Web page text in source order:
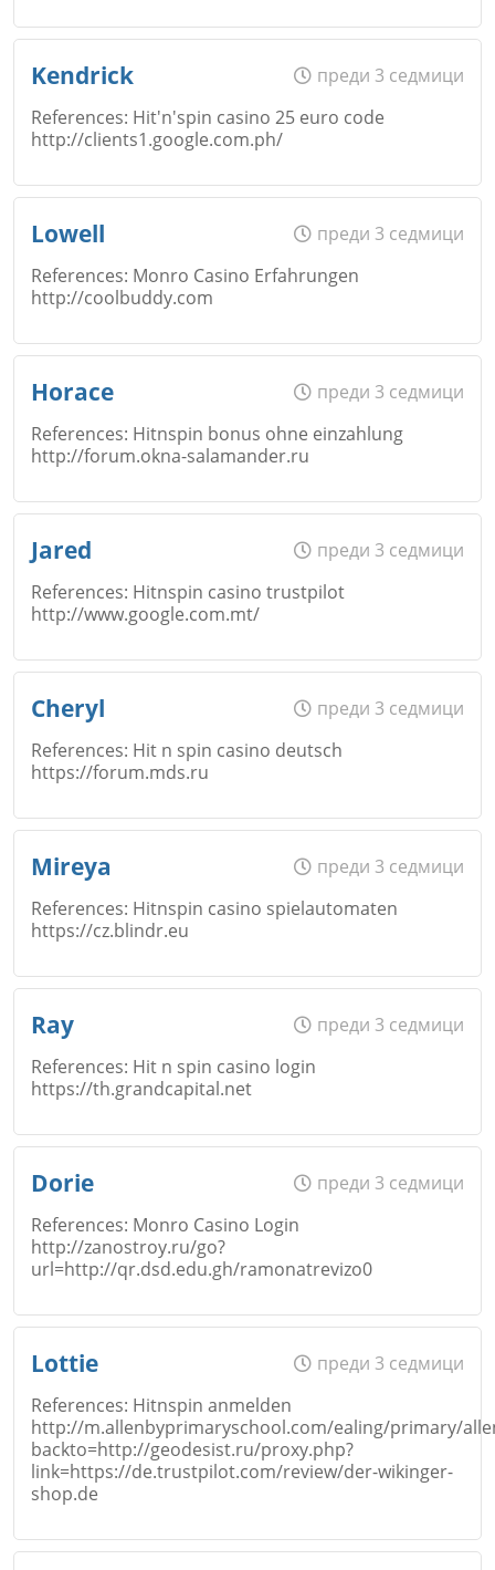
Откажи
Откажи
Email
Коментар *
Откажи
Email
Коментар*
Откажи
Kendrick
преди 3 седмици
References: Hit'n'spin casino 25 euro code
http://clients1.google.com.ph/
Email
Коментар*
Откажи
Lowell
преди 3 седмици
References: Monro Casino Erfahrungen
http://coolbuddy.com
Email
Коментар*
Откажи
Horace
преди 3 седмици
References: Hitnspin bonus ohne einzahlung
http://forum.okna-salamander.ru
Email
Коментар*
Откажи
Jared
преди 3 седмици
References: Hitnspin casino trustpilot
http://www.google.com.mt/
Email
Коментар*
Откажи
Cheryl
преди 3 седмици
References: Hit n spin casino deutsch
https://forum.mds.ru
Email
Коментар*
Mireya
преди 3 седмици
References: Hitnspin casino spielautomaten
https://cz.blindr.eu
Email
Коментар*
Ray
преди 3 седмици
References: Hit n spin casino login
https://th.grandcapital.net
Email
Коментар*
Dorie
преди 3 седмици
References: Monro Casino Login
http://zanostroy.ru/go?
url=http://qr.dsd.edu.gh/ramonatrevizo0
Email
Lottie
преди 3 седмици
References: Hitnspin anmelden
http://m.allenbyprimaryschool.com/ealing/primary/
backto=http://geodesist.ru/proxy.php?
link=https://de.trustpilot.com/review/der-wikinger-
shop.de